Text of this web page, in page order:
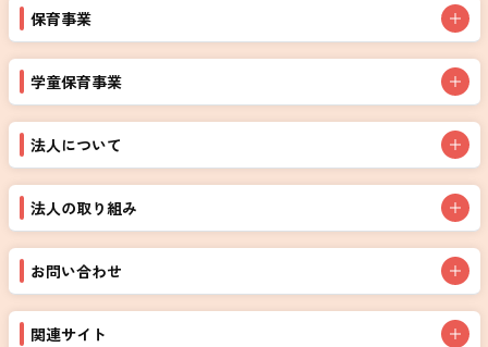
保育事業
学童保育事業
法人について
法人の取り組み
お問い合わせ
関連サイト